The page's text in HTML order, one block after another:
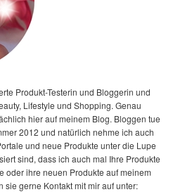
Produkt-Testerin und Bloggerin und
Lifestyle und Shopping. Genau
hier auf meinem Blog. Bloggen tue
2012 und natürlich nehme ich auch
und neue Produkte unter die Lupe
sind, dass ich auch mal Ihre Produkte
oder ihre neuen Produkte auf meinem
sie gerne Kontakt mit mir auf unter: